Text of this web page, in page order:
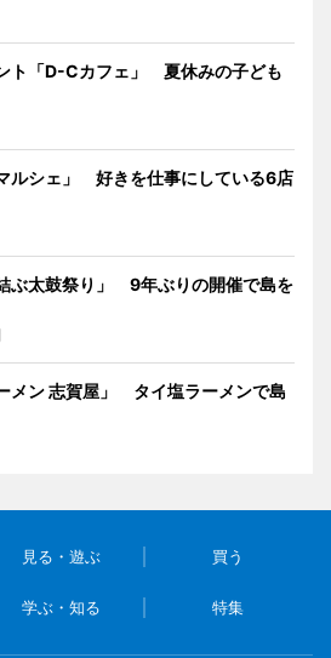
ト「D-Cカフェ」 夏休みの子ども
ルシェ」 好きを仕事にしている6店
ぶ太鼓祭り」 9年ぶりの開催で島を
メン 志賀屋」 タイ塩ラーメンで島
見る・遊ぶ 買う
学ぶ・知る 特集